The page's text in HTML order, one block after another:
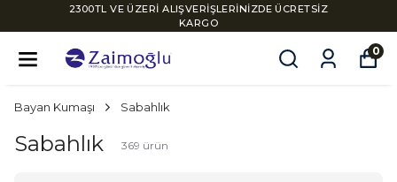
2300TL VE ÜZERİ ALIŞVERİŞLERİNİZDE ÜCRETSİZ
KARGO
0
Bayan Kumaşı Sabahlık
Sabahlık 369 ürün